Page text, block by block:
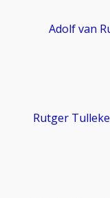
Adolf van
Rutger